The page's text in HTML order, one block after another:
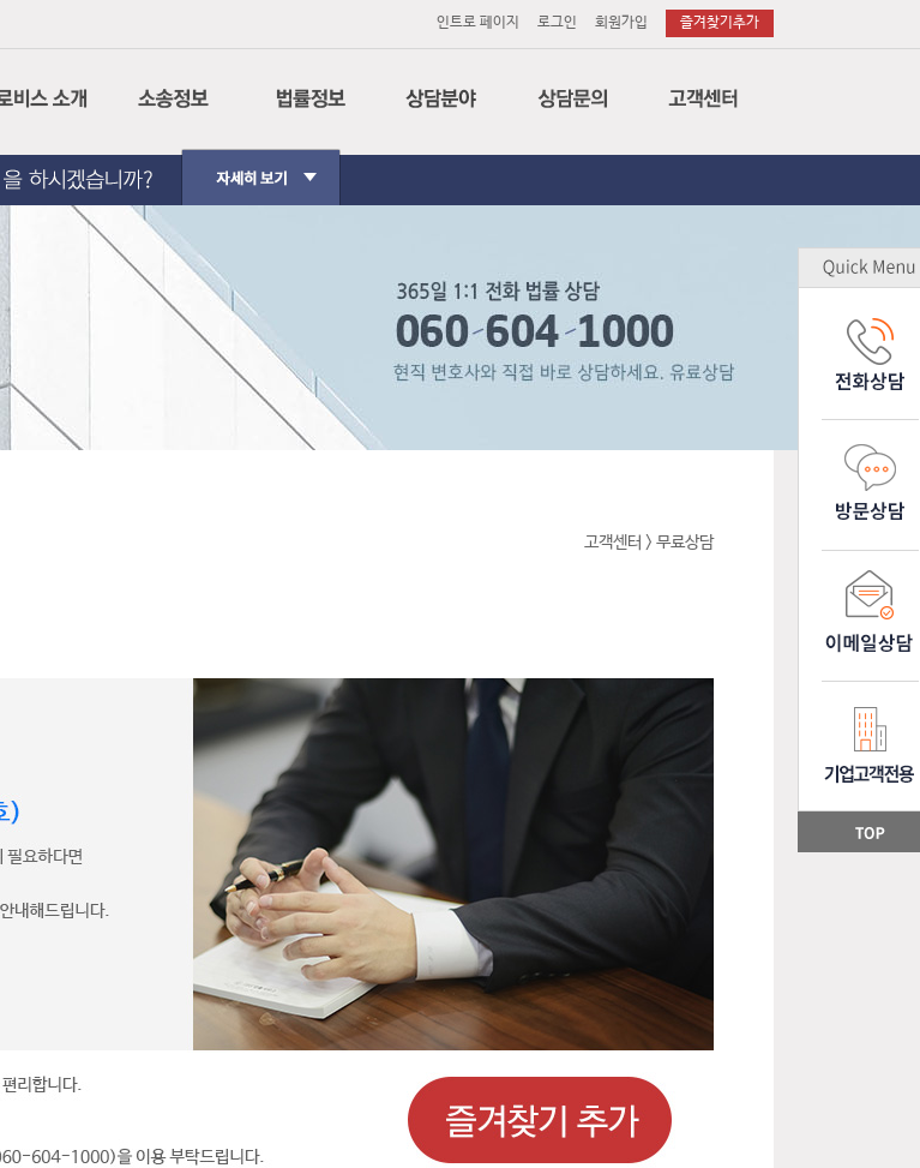
인트로 페이지 로그인 회원가입 즐겨찾기추가
회사소개
Contact Us
나의사건검색
법원경매정보
법원판례
노무
감평
소장작성의뢰
기업고객
고객센터 > 무료상담